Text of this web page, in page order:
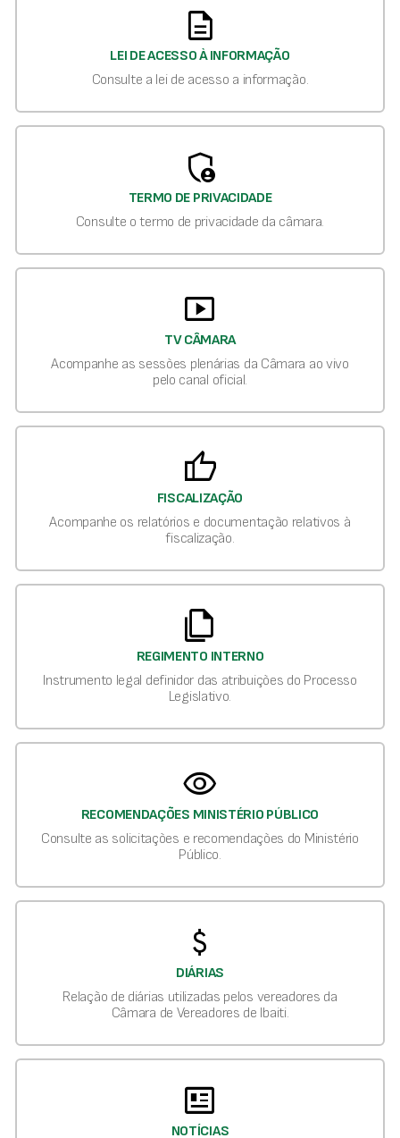
description
LEI DE ACESSO À INFORMAÇÃO
Consulte a lei de acesso a informação.
admin_panel_settings
TERMO DE PRIVACIDADE
Consulte o termo de privacidade da câmara.
smart_display
TV CÂMARA
Acompanhe as sessões plenárias da Câmara ao vivo
pelo canal oficial.
thumb_up
FISCALIZAÇÃO
Acompanhe os relatórios e documentação relativos à
fiscalização.
file_copy
REGIMENTO INTERNO
Instrumento legal definidor das atribuições do Processo
Legislativo.
visibility
RECOMENDAÇÕES MINISTÉRIO PÚBLICO
Consulte as solicitações e recomendações do Ministério
Público.
attach_money
DIÁRIAS
Relação de diárias utilizadas pelos vereadores da
Câmara de Vereadores de Ibaiti.
newsmode
NOTÍCIAS